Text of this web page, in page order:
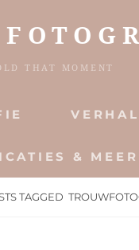
THAT MOMENT
& MEER
TAGGED